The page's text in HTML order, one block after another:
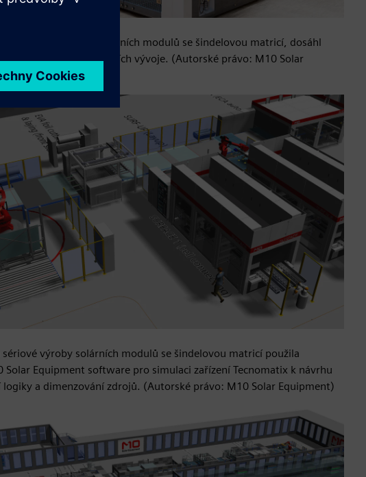
závod na výrobu solárních modulů se šindelovou matricí, dosáhl
pouhých sedmi měsících vývoje. (Autorské právo: M10 Solar
sériové výroby solárních modulů se šindelovou matricí použila
Solar Equipment software pro simulaci zařízení Tecnomatix k návrhu
a dimenzování zdrojů. (Autorské právo: M10 Solar Equipment)